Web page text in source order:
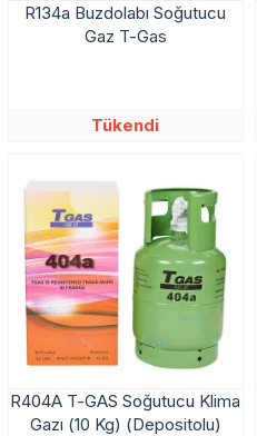
R134a Buzdolabı Soğutucu
Gaz T-Gas
Tükendi
R404A T-GAS Soğutucu Klima
Gazı (10 Kg) (Depositolu)